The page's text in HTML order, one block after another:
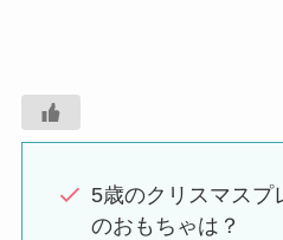
5歳のクリスマスプ
のおもちゃは？